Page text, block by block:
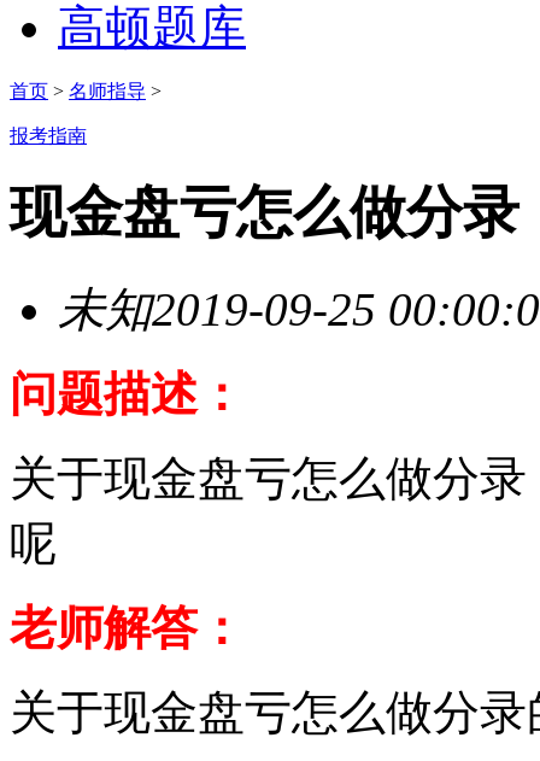
高顿题库
首页 > 名师指导 >
报考指南
现金盘亏怎么做分录
未知2019-09-25
问题描述：
关于现金盘亏怎么做分
呢
老师解答：
关于现金盘亏怎么做分